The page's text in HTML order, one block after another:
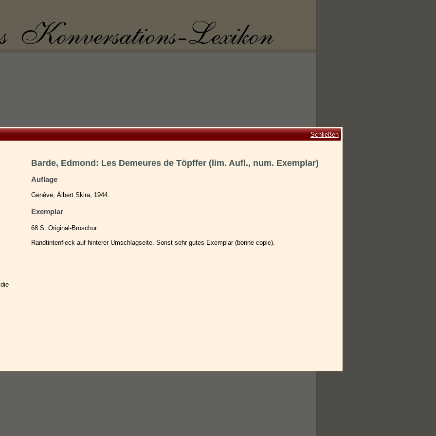
Schließen
Barde, Edmond: Les Demeures de Töpffer (lim. Aufl., num. Exemplar)
Auflage
Genève, Àlbert Skira, 1944.
Exemplar
68 S. Original-Broschur.
Randtintenfleck auf hinterer Umschlagseite. Sonst sehr gutes Exemplar (bonne copie).